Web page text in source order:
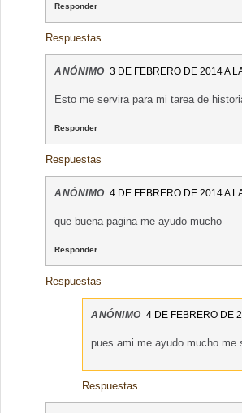
Responder
Respuestas
ANÓNIMO 3 DE FEBRERO DE 2014 A
Esto me servira para mi tarea de
Responder
Respuestas
ANÓNIMO 4 DE FEBRERO DE 2014 A
que buena pagina me ayudo mucho
Responder
Respuestas
ANÓNIMO 4 DE FEBRERO DE
pues ami me ayudo mucho me
Respuestas